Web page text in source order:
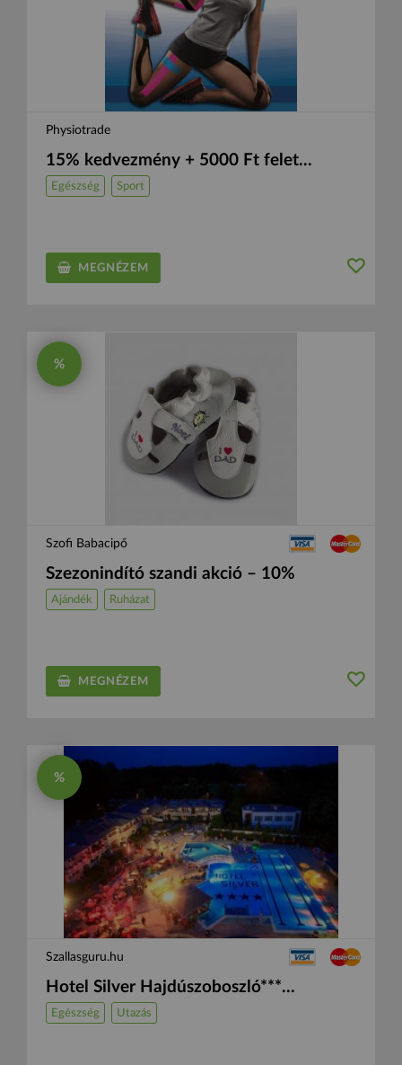
Physiotrade
15% kedvezmény + 5000 Ft felet...
Egészség Sport
MEGNÉZEM
%
Szofi Babacipő
Szezonindító szandi akció – 10%
Ajándék Ruházat
MEGNÉZEM
%
Szallasguru.hu
Hotel Silver Hajdúszoboszló***...
Egészség Utazás